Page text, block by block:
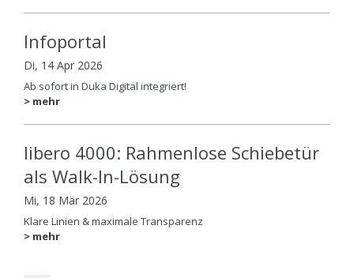
Infoportal
Di, 14 Apr 2026
Ab sofort in Duka Digital integriert!
> mehr
libero 4000: Rahmenlose Schiebetür
als Walk-In-Lösung
Mi, 18 Mär 2026
Klare Linien & maximale Transparenz
> mehr